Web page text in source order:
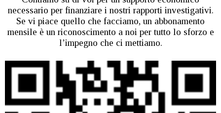
necessario per finanziare i nostri rapporti investigativi.
Se vi piace quello che facciamo, un abbonamento
mensile è un riconoscimento a noi per tutto lo sforzo e
l’impegno che ci mettiamo.